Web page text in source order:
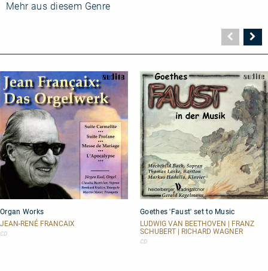
Mehr aus diesem Genre
Seite
Works
Organ Works
JEAN-RENÉ FRANCAIX
CD
'Faust'
set
to
Music
Goethes 'Faust' set to Music
LUDWIG VAN BEETHOVEN | FRANZ
SCHUBERT | RICHARD WAGNER
CD